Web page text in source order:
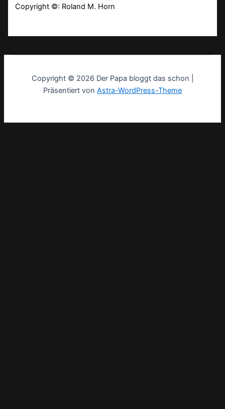
Copyright ©: Roland M. Horn
Copyright © 2026 Der Papa bloggt das schon |
Präsentiert von Astra-WordPress-Theme